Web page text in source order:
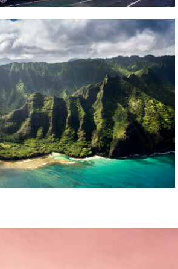
Hawaii
discount on any trip to
Hawaii